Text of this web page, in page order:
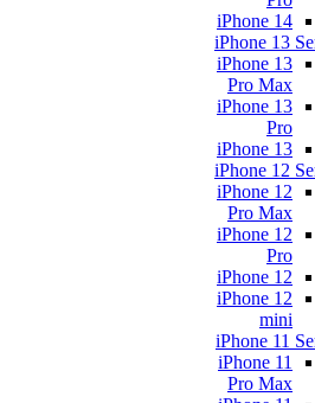
iPhone 14
iPhone 13
iPhone 13
Pro Max
iPhone 13
Pro
iPhone 13
iPhone 12
iPhone 12
Pro Max
iPhone 12
Pro
iPhone 12
iPhone 12
mini
iPhone 11
iPhone 11
Pro Max